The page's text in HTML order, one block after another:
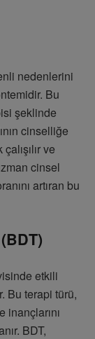
nedenlerini
Bu
şeklinde
cinselliğe
ve
cinsel
artıran bu
etkili
Bu terapi türü,
inançlarını
BDT,